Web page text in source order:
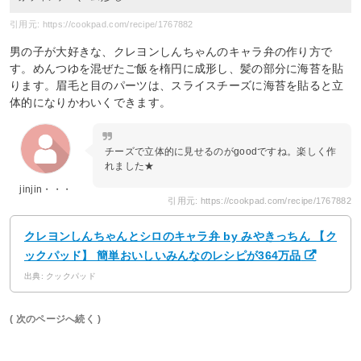
引用元: https://cookpad.com/recipe/1767882
男の子が大好きな、クレヨンしんちゃんのキャラ弁の作り方で
す。めんつゆを混ぜたご飯を楕円に成形し、髪の部分に海苔を貼
ります。眉毛と目のパーツは、スライスチーズに海苔を貼ると立
体的になりかわいくできます。
jinjin・・・
チーズで立体的に見せるのがgoodですね。楽しく作
れました★
引用元: https://cookpad.com/recipe/1767882
クレヨンしんちゃんとシロのキャラ弁 by みやきっちん 【ク
ックパッド】 簡単おいしいみんなのレシピが364万品
出典: クックパッド
( 次のページへ続く )